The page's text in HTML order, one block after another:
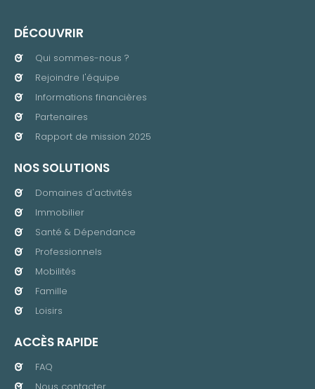
DÉCOUVRIR
Qui sommes-nous ?
Rejoindre l'équipe
Informations financières
Partenaires
Rapport de mission 2025
NOS SOLUTIONS
Domaines d'activités
Immobilier
Santé & Dépendance
Professionnels
Mobilités
Famille
Loisirs
ACCÈS RAPIDE
FAQ
Nous contacter